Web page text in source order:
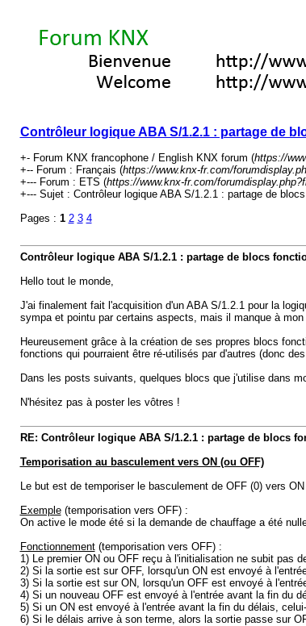
Contrôleur logique ABA S/1.2.1 : partage de
+- Forum KNX francophone / English KNX forum (https://
+-- Forum : Français (https://www.knx-fr.com/
+--- Forum : ETS (https://www.knx-fr.com/
+--- Sujet : Contrôleur logique ABA S/1.2.1 : partage de
Pages : 1 2 3 4
Contrôleur logique ABA S/1.2.1 : partage de blocs
Hello tout le monde,
J'ai finalement fait l'acquisition d'un ABA S/1.2.1 pour la
sympa et pointu par certains aspects, mais il manque à
Heureusement grâce à la création de ses propres blocs
fonctions qui pourraient être ré-utilisés par d'autres (donc
Dans les posts suivants, quelques blocs que j'utilise dans
N'hésitez pas à poster les vôtres !
RE: Contrôleur logique ABA S/1.2.1 : partage de blocs
Temporisation au basculement vers ON (ou OFF)
Le but est de temporiser le basculement de OFF (0) vers
Exemple(temporisation vers OFF) :
On active le mode été si la demande de chauffage a été
Fonctionnement(temporisation vers OFF) :
1) Le premier ON ou OFF reçu à l'initialisation ne subit pas
2) Si la sortie est sur OFF, lorsqu'un ON est envoyé à
3) Si la sortie est sur ON, lorsqu'un OFF est envoyé à
4) Si un nouveau OFF est envoyé à l'entrée avant la fin du
5) Si un ON est envoyé à l'entrée avant la fin du délais,
6) Si le délais arrive à son terme, alors la sortie passe sur